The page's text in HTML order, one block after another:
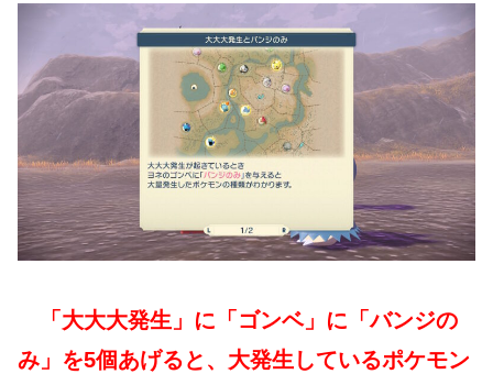
「大大大発生」に「ゴンベ」に「バンジの
み」を5個あげると、大発生しているポケモン